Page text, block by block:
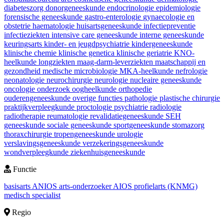
diabeteszorg donorgeneeskunde endocrinologie epidemiologie
forensische geneeskunde gastro-enterologie gynaecologie en
obstetrie haematologie huisartsgeneeskunde infectiepreventie
infectieziekten intensive care geneeskunde interne geneeskunde
keuringsarts kinder- en jeugdpsychiatrie kindergeneeskunde
klinische chemie klinische genetica klinische geriatrie KNO-
heelkunde longziekten maag-darm-leverziekten maatschappij en
gezondheid medische microbiologie MKA-heelkunde nefrologie
neonatologie neurochirurgie neurologie nucleaire geneeskunde
oncologie onderzoek oogheelkunde orthopedie
ouderengeneeskunde overige functies pathologie plastische chirurgie
praktijkverpleegkunde proctologie psychiatrie radiologie
radiotherapie reumatologie revalidatiegeneeskunde SEH
geneeskunde sociale geneeskunde sportgeneeskunde stomazorg
thoraxchirurgie tropengeneeskunde urologie
verslavingsgeneeskunde verzekeringsgeneeskunde
wondverpleegkunde ziekenhuisgeneeskunde
Functie
basisarts ANIOS arts-onderzoekerAIOS profielarts (KNMG)
medisch specialist
Regio